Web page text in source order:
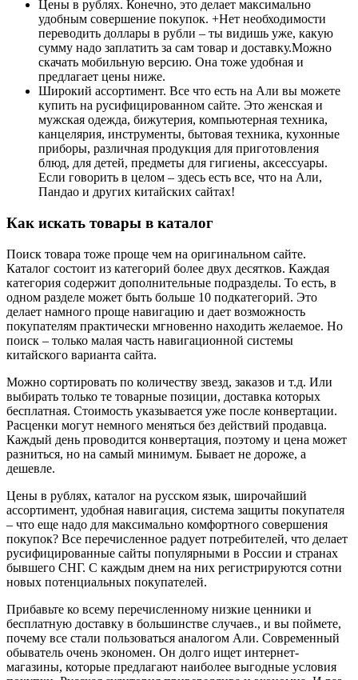
Цены в рублях. Конечно, это делает максимально
удобным совершение покупок. +Нет необходимости
переводить доллары в рубли – ты видишь уже, какую
сумму надо заплатить за сам товар и доставку.Можно
скачать мобильную версию. Она тоже удобная и
предлагает цены ниже.
Широкий ассортимент. Все что есть на Али вы можете
купить на русифицированном сайте. Это женская и
мужская одежда, бижутерия, компьютерная техника,
канцелярия, инструменты, бытовая техника, кухонные
приборы, различная продукция для приготовления
блюд, для детей, предметы для гигиены, аксессуары.
Если говорить в целом – здесь есть все, что на Али,
Пандао и других китайских сайтах!
Как искать товары в каталог
Поиск товара тоже проще чем на оригинальном сайте.
Каталог состоит из категорий более двух десятков. Каждая
категория содержит дополнительные подразделы. То есть, в
одном разделе может быть больше 10 подкатегорий. Это
делает намного проще навигацию и дает возможность
покупателям практически мгновенно находить желаемое. Но
поиск – только малая часть навигационной системы
китайского варианта сайта.
Можно сортировать по количеству звезд, заказов и т.д. Или
выбирать только те товарные позиции, доставка которых
бесплатная. Стоимость указывается уже после конвертации.
Расценки могут немного меняться без действий продавца.
Каждый день проводится конвертация, поэтому и цена может
разниться, но на самый минимум. Бывает не дороже, а
дешевле.
Цены в рублях, каталог на русском язык, широчайший
ассортимент, удобная навигация, система защиты покупателя
– что еще надо для максимально комфортного совершения
покупок? Все перечисленное радует потребителей, что делает
русифицированные сайты популярными в России и странах
бывшего СНГ. С каждым днем на них регистрируются сотни
новых потенциальных покупателей.
Прибавьте ко всему перечисленному низкие ценники и
бесплатную доставку в большинстве случаев., и вы поймете,
почему все стали пользоваться аналогом Али. Современный
обыватель очень экономен. Он долго ищет интернет-
магазины, которые предлагают наиболее выгодные условия